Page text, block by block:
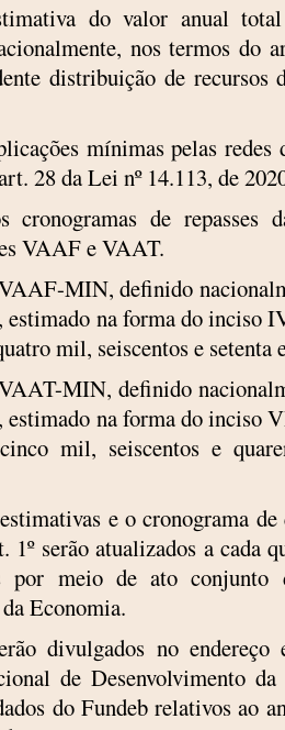
do valor anual
nos termos do
distribuição de recursos
mínimas pelas
28 da Lei nº 14.113, de
cronogramas de repasses
VAAF e VAAT.
MIN, definido
estimado na forma do inciso
mil, seiscentos e setenta
MIN, definido
estimado na forma do inciso
mil, seiscentos e
e o cronograma
serão atualizados a cada
por meio de ato
Economia.
divulgados no
de Desenvolvimento
do Fundeb relativos ao